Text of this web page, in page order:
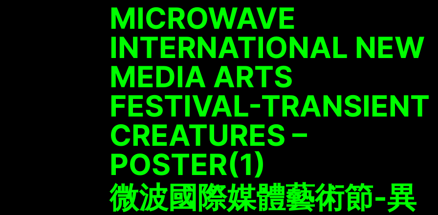
MICROWAVE
INTERNATIONAL NEW
MEDIA ARTS
FESTIVAL-TRANSIENT
CREATURES –
POSTER(1)
微波國際媒體藝術節-異